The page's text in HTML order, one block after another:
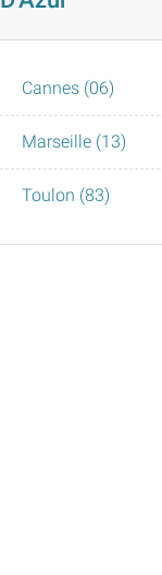
Cannes (06)
Marseille (13)
Toulon (83)